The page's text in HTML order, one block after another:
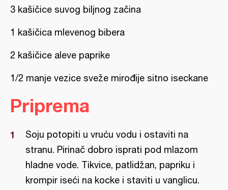
3 kašičice suvog biljnog začina
1 kašičica mlevenog bibera
2 kašičice aleve paprike
1/2 manje vezice sveže mirođije sitno iseckane
Priprema
Soju potopiti u vruću vodu i ostaviti na
stranu. Pirinač dobro isprati pod mlazom
hladne vode. Tikvice, patlidžan, papriku i
krompir iseći na kocke i staviti u vanglicu.